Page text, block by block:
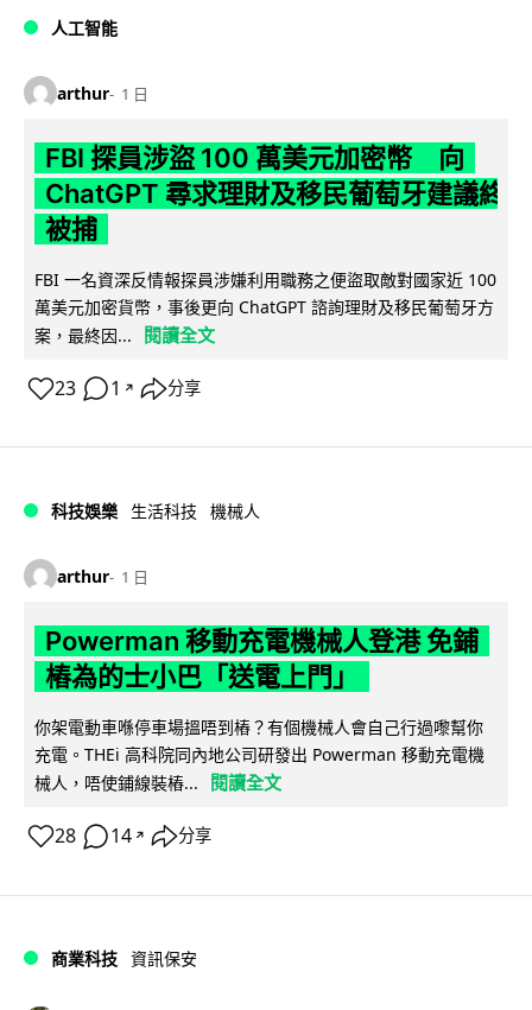
人工智能
arthur 1 日
FBI 探員涉盜 100 萬美元加密幣 向
ChatGPT 尋求理財及移民葡萄牙建議終
被捕
FBI 一名資深反情報探員涉嫌利用職務之便盜取敵對國家近 100
萬美元加密貨幣，事後更向 ChatGPT 諮詢理財及移民葡萄牙方
案，最終因...
閱讀全文
23 1 ↗ 分享
科技娛樂 生活科技 機械人
arthur 1 日
Powerman 移動充電機械人登港 免鋪
樁為的士小巴「送電上門」
你架電動車喺停車場搵唔到樁？有個機械人會自己行過嚟幫你
充電。THEi 高科院同內地公司研發出 Powerman 移動充電機
械人，唔使鋪線裝樁...
閱讀全文
28 14 ↗ 分享
商業科技 資訊保安